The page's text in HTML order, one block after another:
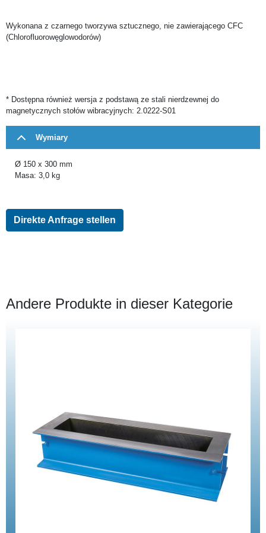
Wykonana z czarnego tworzywa sztucznego, nie zawierającego CFC
(Chlorofluorowęglowodorów)
* Dostępna również wersja z podstawą ze stali nierdzewnej do
magnetycznych stołów wibracyjnych: 2.0222-S01
Wymiary
Ø 150 x 300 mm
Masa: 3,0 kg
Direkte Anfrage stellen
Andere Produkte in dieser Kategorie